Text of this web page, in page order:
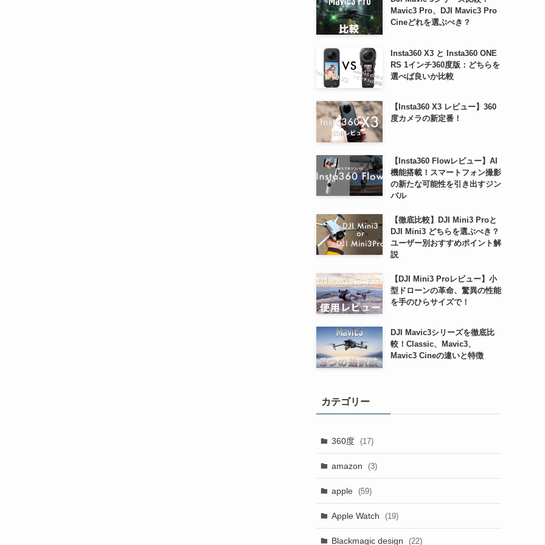
Mavic3 Pro、DJI Mavic3 Pro
Cineどれを選ぶべき？
Insta360 X3 と Insta360 ONE
RS 1インチ360度版：どちらを
選べば良いか比較
【Insta360 X3 レビュー】360
度カメラの新定番！
【Insta360 Flowレビュー】AI
機能搭載！スマートフォン撮影
の新たな可能性を引き出すジン
バル
【徹底比較】DJI Mini3 Proと
DJI Mini3 どちらを選ぶべき？
ユーザー別おすすめポイント解
説
【DJI Mini3 Proレビュー】小
型ドローンの革命、驚異の性能
を手のひらサイズで！
DJI Mavic3シリーズを徹底比
較！Classic、Mavic3、
Mavic3 Cineの違いと特徴
カテゴリー
360度 (17)
amazon (3)
apple (59)
Apple Watch (19)
Blackmagic design (22)